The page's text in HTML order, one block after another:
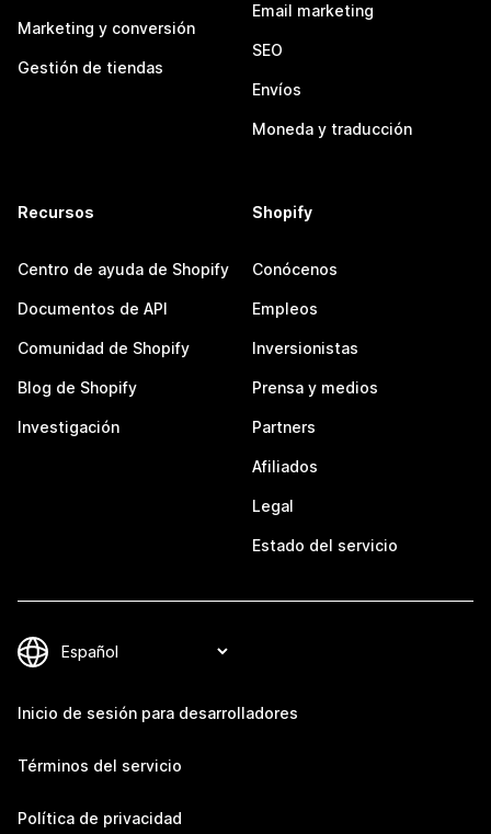
Marketing y conversión
Gestión de tiendas
Email marketing
SEO
Envíos
Moneda y traducción
Recursos
Centro de ayuda de Shopify
Documentos de API
Comunidad de Shopify
Blog de Shopify
Investigación
Shopify
Conócenos
Empleos
Inversionistas
Prensa y medios
Partners
Afiliados
Legal
Estado del servicio
Inicio de sesión para desarrolladores
Términos del servicio
Política de privacidad